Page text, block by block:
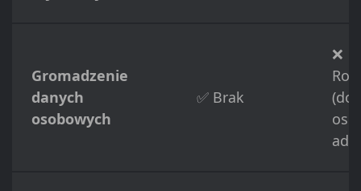
Gromadzenie
danych
osobowych
✅ Brak
❌